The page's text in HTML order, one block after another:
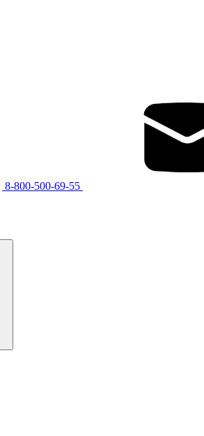
8-800-500-69-55